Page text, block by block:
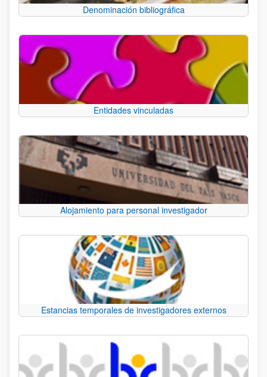
Denominación bibliográfica
Entidades vinculadas
Alojamiento para personal investigador
Estancias temporales de investigadores externos